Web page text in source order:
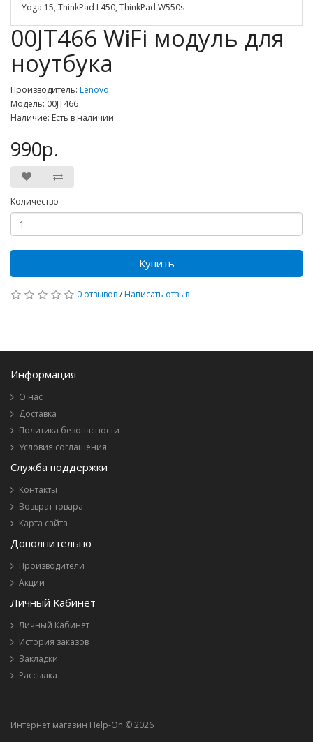
Yoga 15, ThinkPad L450, ThinkPad W550s
00JT466 WiFi модуль для
ноутбука
Производитель: Lenovo
Модель: 00JT466
Наличие: Есть в наличии
990р.
Количество
Купить
0 отзывов/Написать отзыв
Информация
О нас
Доставка
Политика безопасности
Условия соглашения
Служба поддержки
Контакты
Возврат товара
Карта сайта
Дополнительно
Производители
Акции
Личный Кабинет
Личный Кабинет
История заказов
Закладки
Рассылка
Интернет магазин Help-On © 2026